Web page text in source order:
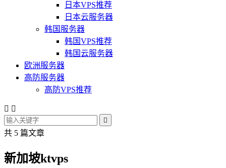
日本VPS推荐
日本云服务器
韩国服务器
韩国VPS推荐
韩国云服务器
欧洲服务器
高防服务器
高防VPS推荐
 

共 5 篇文章
新加坡ktvps